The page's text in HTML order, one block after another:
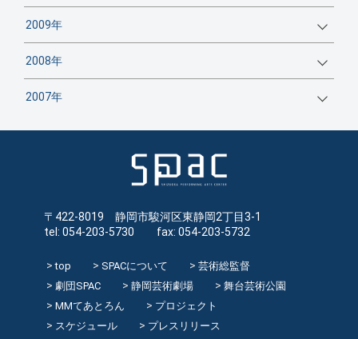
2009年
2008年
2007年
〒422-8019 静岡市駿河区東静岡2丁目3-1
tel: 054-203-5730 fax: 054-203-5732
top SPACについて
芸術総監督
劇団SPAC
静岡芸術劇場
舞台芸術公園
MMてあとろん
プロジェクト
スケジュール
プレスリリース